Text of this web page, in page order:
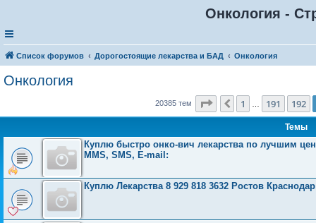
Онкология -
Список форумов Дорогостоящие лекарства и БАД Онкология
Онкология
20385 тем Страница 193из 816
Пред.
1 191 192
Темы
Куплю быстро онко-вич лекарства по лучшим
MMS, SMS, E-mail:
Куплю Лекарства 8 929 818 3632 Ростов